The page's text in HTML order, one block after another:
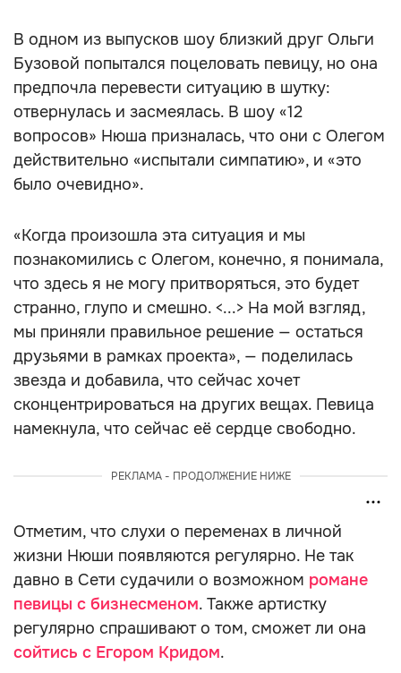
В одном из выпусков шоу близкий друг Ольги
Бузовой попытался поцеловать певицу, но она
предпочла перевести ситуацию в шутку:
отвернулась и засмеялась. В шоу «12
вопросов» Нюша призналась, что они с Олегом
действительно «испытали симпатию», и «это
было очевидно».
«Когда произошла эта ситуация и мы
познакомились с Олегом, конечно, я понимала,
что здесь я не могу притворяться, это будет
странно, глупо и смешно. <...> На мой взгляд,
мы приняли правильное решение — остаться
друзьями в рамках проекта», — поделилась
звезда и добавила, что сейчас хочет
сконцентрироваться на других вещах. Певица
намекнула, что сейчас её сердце свободно.
РЕКЛАМА - ПРОДОЛЖЕНИЕ НИЖЕ
Отметим, что слухи о переменах в личной
жизни Нюши появляются регулярно. Не так
давно в Сети судачили о возможном романе
певицы с бизнесменом. Также артистку
регулярно спрашивают о том, сможет ли она
сойтись с Егором Кридом.